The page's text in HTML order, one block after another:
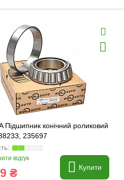
Підшипник конічний роликовий
235697
відгук
₴ Купити